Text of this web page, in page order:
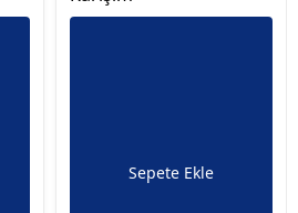
Sepete Ekle